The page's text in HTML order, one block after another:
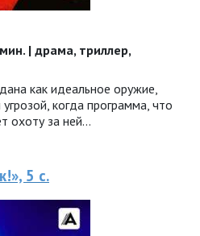
| драма, триллер,
как идеальное оружие,
когда программа, что
охоту за ней…
5 с.